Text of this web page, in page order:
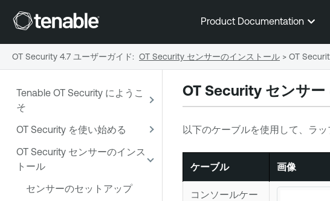
Product Documentation
Tenable OT Security にようこ
そ
OT Security を使い始める
OT Security センサーのインス
トール
センサーのセットアップ
OT Security センサー
以下のケーブルを使用して、ラッ
ケーブル 画像
コンソールケー
OT Security 4.7 ユーザーガイド: OT Security センサーのインストール > OT